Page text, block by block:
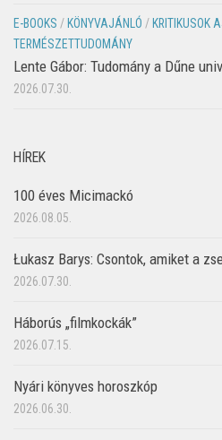
E-BOOKS / KÖNYVAJÁNLÓ / KRITIKUSOK
TERMÉSZETTUDOMÁNY
Lente Gábor: Tudomány a Dűne
2026.07.30.
HÍREK
100 éves Micimackó
2026.08.05.
Łukasz Barys: Csontok, amiket a
2026.07.30.
Háborús „filmkockák”
2026.07.15.
Nyári könyves horoszkóp
2026.06.30.